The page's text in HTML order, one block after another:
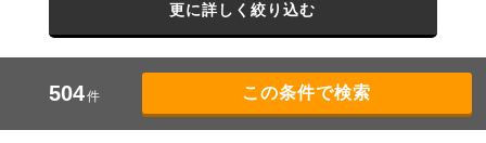
更に詳しく絞り込む
504件